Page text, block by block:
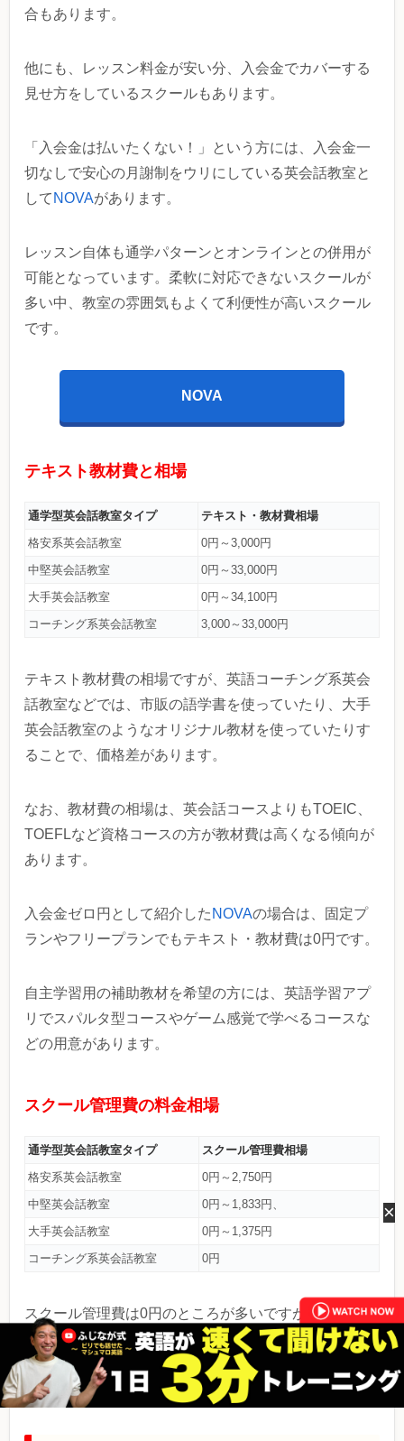
合もあります。
他にも、レッスン料金が安い分、入会金でカバーする
見せ方をしているスクールもあります。
「入会金は払いたくない！」という方には、入会金一
切なしで安心の月謝制をウリにしている英会話教室と
して NOVAがあります。
レッスン自体も通学パターンとオンラインとの併用が
可能となっています。柔軟に対応できないスクールが
多い中、教室の雰囲気もよくて利便性が高いスクール
です。
NOVA
テキスト教材費と相場
通学型英会話教室タイプ テキスト・教材費相場
格安系英会話教室
0円～3,000円
中堅英会話教室
0円～33,000円
大手英会話教室
0円～34,100円
コーチング系英会話教室
3,000～33,000円
テキスト教材費の相場ですが、英語コーチング系英会
話教室などでは、市販の語学書を使っていたり、大手
英会話教室のようなオリジナル教材を使っていたりす
ることで、価格差があります。
なお、教材費の相場は、英会話コースよりもTOEIC、
TOEFLなど資格コースの方が教材費は高くなる傾向が
あります。
入会金ゼロ円として紹介した NOVAの場合は、固定プ
ランやフリープランでもテキスト・教材費は0円です。
自主学習用の補助教材を希望の方には、英語学習アプ
リでスパルタ型コースやゲーム感覚で学べるコースな
どの用意があります。
スクール管理費の料金相場
通学型英会話教室タイプ スクール管理費相場
格安系英会話教室
0円～2,750円
中堅英会話教室
0円～1,833円、
大手英会話教室
0円～1,375円
コーチング系英会話教室
0円
スクール管理費は0円のところが多いですが、一部の英
会話教室によっては、費用が毎月1,000～2,000円程度
かかるスクールもあります。
×